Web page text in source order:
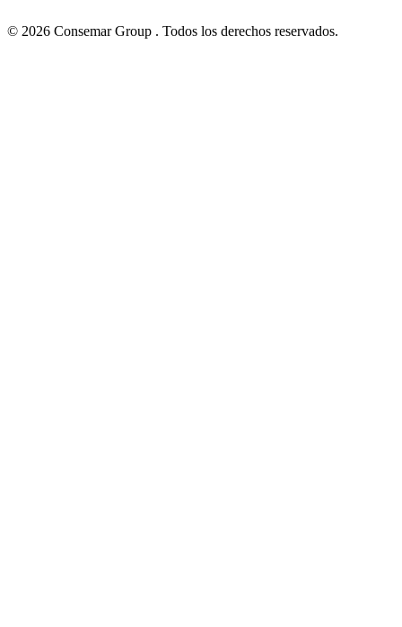
© 2026 Consemar Group . Todos los derechos reservados.